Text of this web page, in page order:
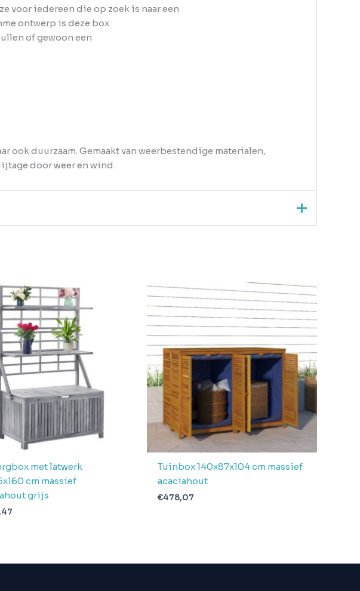
voor iedereen die op zoek is naar een
ontwerp is deze box
of gewoon een
ook duurzaam. Gemaakt van weerbestendige materialen,
door weer en wind.
met latwerk
cm massief
grijs
Tuinbox 140x87x104 cm massief
acaciahout
€478,07